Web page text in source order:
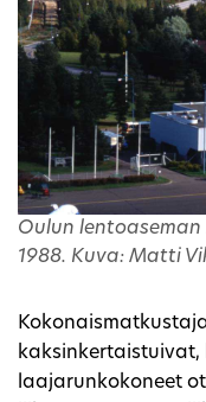
Oulun
1988. Kuva: Matti
kaksinkertaistuivat,
laajarunkokoneet